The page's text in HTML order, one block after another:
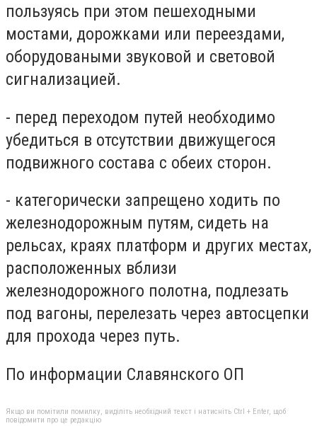
пользуясь при этом пешеходными
мостами, дорожками или переездами,
оборудоваными звуковой и световой
сигнализацией.
- перед переходом путей необходимо
убедиться в отсутствии движущегося
подвижного состава с обеих сторон.
- категорически запрещено ходить по
железнодорожным путям, сидеть на
рельсах, краях платформ и других местах,
расположенных вблизи
железнодорожного полотна, подлезать
под вагоны, перелезать через автосцепки
для прохода через путь.
По информации Славянского ОП
Якщо ви помітили помилку, виділіть необхідний текст і натисніть Ctrl + Enter, щоб
повідомити про це редакцію